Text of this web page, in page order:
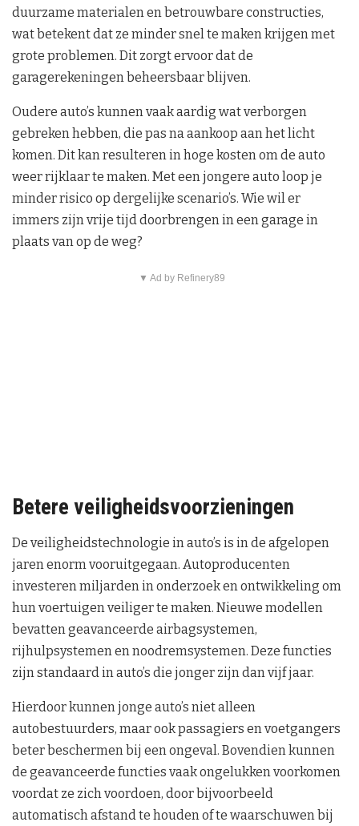
duurzame materialen en betrouwbare constructies,
wat betekent dat ze minder snel te maken krijgen met
grote problemen. Dit zorgt ervoor dat de
garagerekeningen beheersbaar blijven.
Oudere auto’s kunnen vaak aardig wat verborgen
gebreken hebben, die pas na aankoop aan het licht
komen. Dit kan resulteren in hoge kosten om de auto
weer rijklaar te maken. Met een jongere auto loop je
minder risico op dergelijke scenario’s. Wie wil er
immers zijn vrije tijd doorbrengen in een garage in
plaats van op de weg?
▼ Ad by Refinery89
Betere veiligheidsvoorzieningen
De veiligheidstechnologie in auto’s is in de afgelopen
jaren enorm vooruitgegaan. Autoproducenten
investeren miljarden in onderzoek en ontwikkeling om
hun voertuigen veiliger te maken. Nieuwe modellen
bevatten geavanceerde airbagsystemen,
rijhulpsystemen en noodremsystemen. Deze functies
zijn standaard in auto’s die jonger zijn dan vijf jaar.
Hierdoor kunnen jonge auto’s niet alleen
autobestuurders, maar ook passagiers en voetgangers
beter beschermen bij een ongeval. Bovendien kunnen
de geavanceerde functies vaak ongelukken voorkomen
voordat ze zich voordoen, door bijvoorbeeld
automatisch afstand te houden of te waarschuwen bij